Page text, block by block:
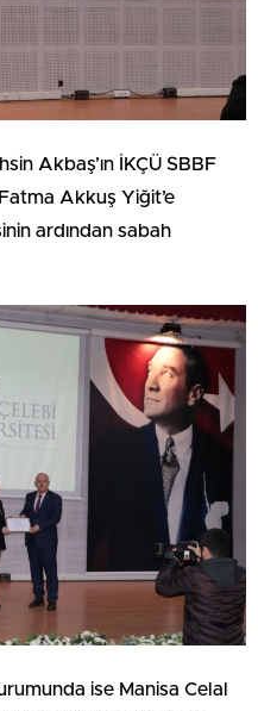
Akbaş’ın İKÇÜ SBBF
Akkuş Yiğit’e
ardından sabah
ise Manisa Celal